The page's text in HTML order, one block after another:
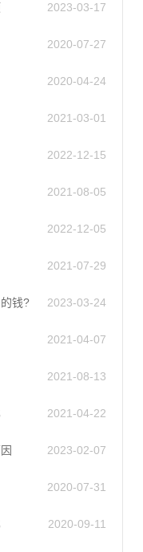
2023-03-17
2020-07-27
2020-04-24
2021-03-01
2022-12-15
2021-08-05
2022-12-05
2021-07-29
钱? 2023-03-24
2021-04-07
2021-08-13
2021-04-22
2023-02-07
2020-07-31
2020-09-11